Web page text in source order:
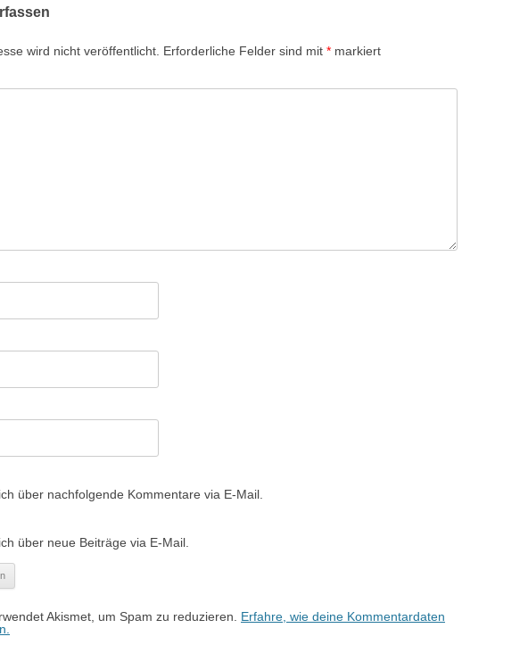
wird nicht veröffentlicht. Erforderliche Felder sind mit * markiert
über nachfolgende Kommentare via E-Mail.
über neue Beiträge via E-Mail.
Akismet, um Spam zu reduzieren. Erfahre, wie deine Kommentardaten